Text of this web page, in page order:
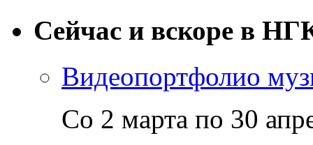
Сейчас и вскоре в
Видеопортфолио
Со 2 марта по 30